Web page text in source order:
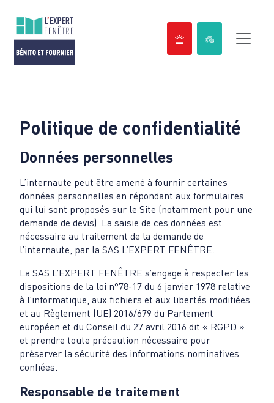
Politique de confidentialité
Données personnelles
L’internaute peut être amené à fournir certaines
données personnelles en répondant aux formulaires
qui lui sont proposés sur le Site (notamment pour une
demande de devis). La saisie de ces données est
nécessaire au traitement de la demande de
l’internaute, par la SAS L’EXPERT FENÊTRE.
La SAS L’EXPERT FENÊTRE s’engage à respecter les
dispositions de la loi n°78-17 du 6 janvier 1978 relative
à l’informatique, aux fichiers et aux libertés modifiées
et au Règlement (UE) 2016/679 du Parlement
européen et du Conseil du 27 avril 2016 dit « RGPD »
et prendre toute précaution nécessaire pour
préserver la sécurité des informations nominatives
confiées.
Responsable de traitement